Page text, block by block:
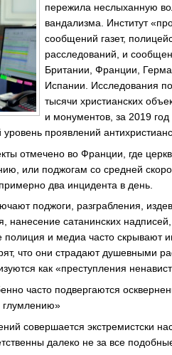
пережила неслыханную
вандализма. Институт
сообщений газет,
расследований, и
Британии, Франции,
Испании. Исследования
тысячи христианских
и монументов, за 2019 год
проявлений
отмечено во Франции, где
или поджогам со средней
два инцидента в день.
поджоги, разграбления,
нанесение сатанинских
и медиа часто скрывают
что они страдают душевными
как «преступления
часто подвергаются
глумлению»
совершается экстремистски
далеко не за все